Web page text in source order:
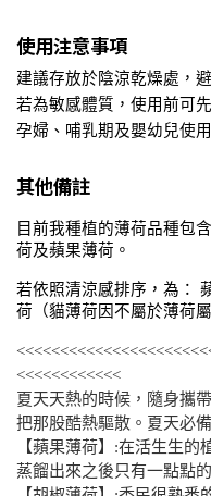
使用注意事項
建議存放於陰涼乾燥處，
若為敏感體質，使用前可
孕婦、哺乳期及嬰幼兒使
其他備註
目前我種植的薄荷品種包
荷及蘋果薄荷。
若依照清涼感排序，為：
荷（貓薄荷因不屬於薄荷
<<<<<<<<<<<<
夏天天熱的時候，隨身攜
把那股酷熱驅散。夏天必備
【蘋果薄荷】:在活生生
蒸餾出來之後只有一點點